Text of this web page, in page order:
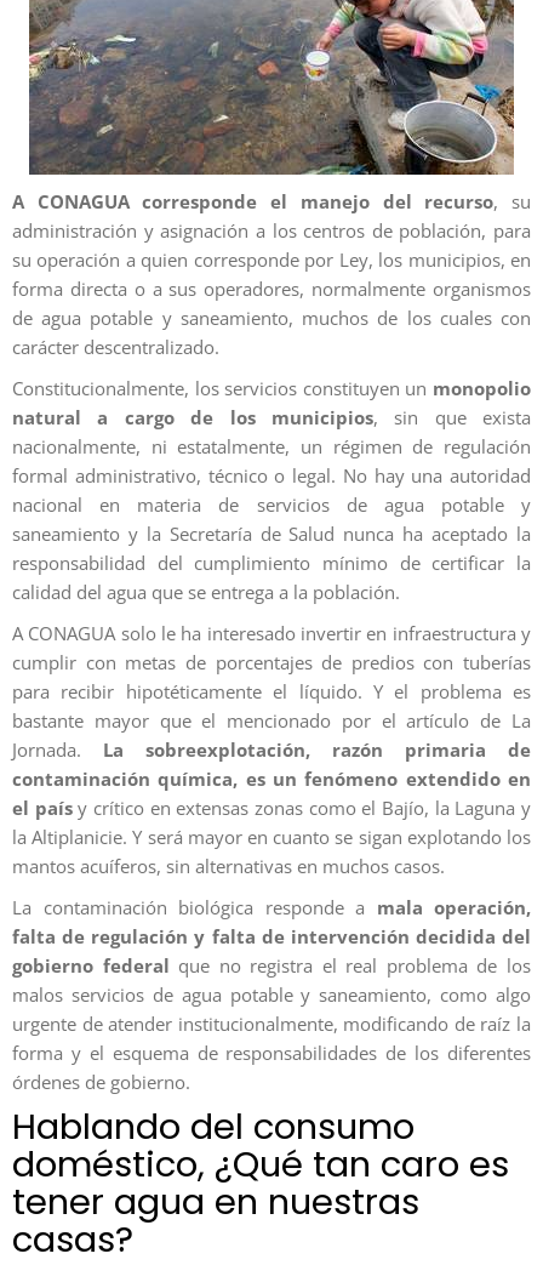
A CONAGUA corresponde el manejo del recurso, su
administración y asignación a los centros de población, para
su operación a quien corresponde por Ley, los municipios, en
forma directa o a sus operadores, normalmente organismos
de agua potable y saneamiento, muchos de los cuales con
carácter descentralizado.
Constitucionalmente, los servicios constituyen un monopolio
natural a cargo de los municipios, sin que exista
nacionalmente, ni estatalmente, un régimen de regulación
formal administrativo, técnico o legal. No hay una autoridad
nacional en materia de servicios de agua potable y
saneamiento y la Secretaría de Salud nunca ha aceptado la
responsabilidad del cumplimiento mínimo de certificar la
calidad del agua que se entrega a la población.
A CONAGUA solo le ha interesado invertir en infraestructura y
cumplir con metas de porcentajes de predios con tuberías
para recibir hipotéticamente el líquido. Y el problema es
bastante mayor que el mencionado por el artículo de La
Jornada. La sobreexplotación, razón primaria de
contaminación química, es un fenómeno extendido en
el paísy crítico en extensas zonas como el Bajío, la Laguna y
la Altiplanicie. Y será mayor en cuanto se sigan explotando los
mantos acuíferos, sin alternativas en muchos casos.
La contaminación biológica responde a mala operación,
falta de regulación y falta de intervención decidida del
gobierno federal que no registra el real problema de los
malos servicios de agua potable y saneamiento, como algo
urgente de atender institucionalmente, modificando de raíz la
forma y el esquema de responsabilidades de los diferentes
órdenes de gobierno.
Hablando del consumo
doméstico, ¿Qué tan caro es
tener agua en nuestras
casas?